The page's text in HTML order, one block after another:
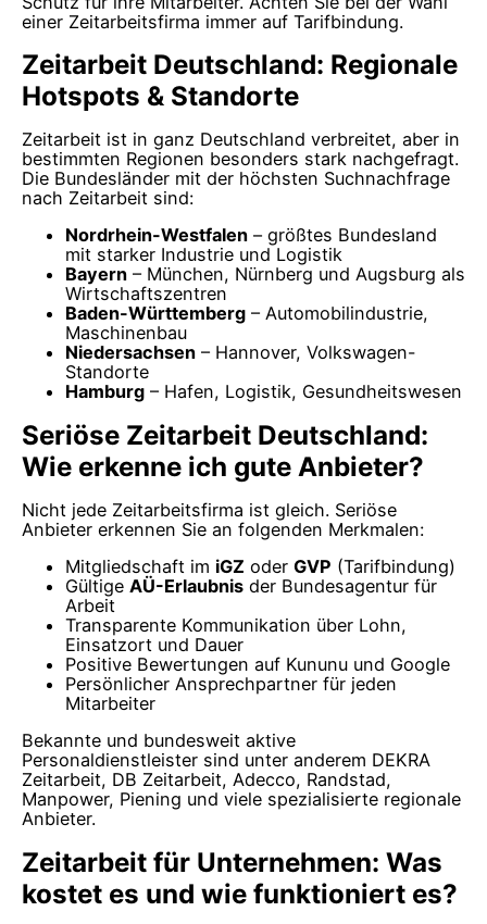
einer Zeitarbeitsfirma immer auf Tarifbindung.
Zeitarbeit Deutschland: Regionale
Hotspots & Standorte
Zeitarbeit ist in ganz Deutschland verbreitet, aber in
bestimmten Regionen besonders stark nachgefragt.
Die Bundesländer mit der höchsten Suchnachfrage
nach Zeitarbeit sind:
Nordrhein-Westfalen – größtes Bundesland
mit starker Industrie und Logistik
Bayern – München, Nürnberg und Augsburg als
Wirtschaftszentren
Baden-Württemberg – Automobilindustrie,
Maschinenbau
Niedersachsen – Hannover, Volkswagen-
Standorte
Hamburg – Hafen, Logistik, Gesundheitswesen
Seriöse Zeitarbeit Deutschland:
Wie erkenne ich gute Anbieter?
Nicht jede Zeitarbeitsfirma ist gleich. Seriöse
Anbieter erkennen Sie an folgenden Merkmalen:
Mitgliedschaft im iGZ oder GVP (Tarifbindung)
Gültige AÜ-Erlaubnis der Bundesagentur für
Arbeit
Transparente Kommunikation über Lohn,
Einsatzort und Dauer
Positive Bewertungen auf Kununu und Google
Persönlicher Ansprechpartner für jeden
Mitarbeiter
Bekannte und bundesweit aktive
Personaldienstleister sind unter anderem DEKRA
Zeitarbeit, DB Zeitarbeit, Adecco, Randstad,
Manpower, Piening und viele spezialisierte regionale
Anbieter.
Zeitarbeit für Unternehmen: Was
kostet es und wie funktioniert es?